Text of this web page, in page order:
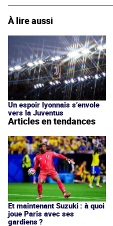
À lire aussi
Un espoir lyonnais s’envole
vers la Juventus
Articles en tendances
Et maintenant Suzuki : à quoi
joue Paris avec ses
gardiens ?